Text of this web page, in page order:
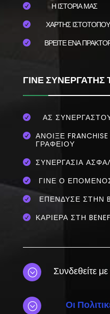
 Η ΙΣΤΟΡΙΑ ΜΑΣ
 ΧΑΡΤΗΣ ΙΣΤΟΤΟΠΟΥ
 ΒΡΕΙΤΕ ΕΝΑ
ΓΙΝΕ ΣΥΝΕΡΓΑΤΗΣ
 ΑΣ

ΆΝΟΙΞΕ
ΓΡΑΦΕΊΟΥ
 ΣΥΝΕΡΓΑΣΊΑ
 ΓΊΝΕ Ο ΕΠΌΜΕΝΟΣ
 ΕΠΈΝΔΥΣΕ ΣΤΗΝ
 ΚΑΡΙΕΡΑ ΣΤΗ
; Συνδεθείτε
; Οι